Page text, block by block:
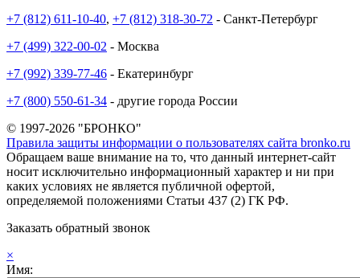
+7 (812) 611-10-40, +7 (812) 318-30-72 - Санкт-Петербург
+7 (499) 322-00-02 - Москва
+7 (992) 339-77-46 - Екатеринбург
+7 (800) 550-61-34 - другие города России
© 1997-2026 "БРОНКО"
Правила защиты информации о пользователях сайта bronko.ru
Обращаем ваше внимание на то, что данный интернет-сайт
носит исключительно информационный характер и ни при
каких условиях не является публичной офертой,
определяемой положениями Статьи 437 (2) ГК РФ.
Заказать обратный звонок
×
Имя: